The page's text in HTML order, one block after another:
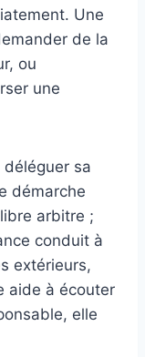
Une
de la
ou
une
sa
démarche
arbitre ;
conduit à
extérieurs,
aide à écouter
elle